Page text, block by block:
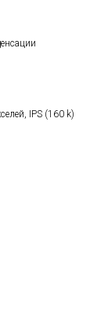
IPS (160 k)